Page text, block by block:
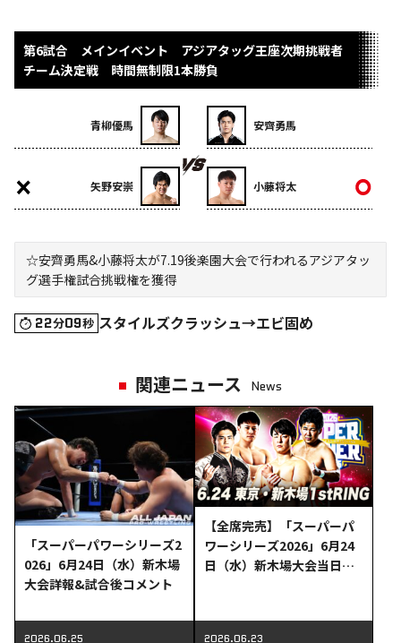
第6試合 メインイベント アジアタッグ王座次期挑戦者
チーム決定戦 時間無制限1本勝負
青柳優馬
矢野安崇
安齊勇馬
小藤将太
☆安齊勇馬&小藤将太が7.19後楽園大会で行われるアジアタッ
グ選手権試合挑戦権を獲得
22分09秒 スタイルズクラッシュ→エビ固め
関連ニュース News
「スーパーパワーシリーズ2
026」6月24日（水）新木場
大会詳報&試合後コメント
2026.06.25
【全席完売】「スーパーパ
ワーシリーズ2026」6月24
日（水）新木場大会当日券
2026.06.23